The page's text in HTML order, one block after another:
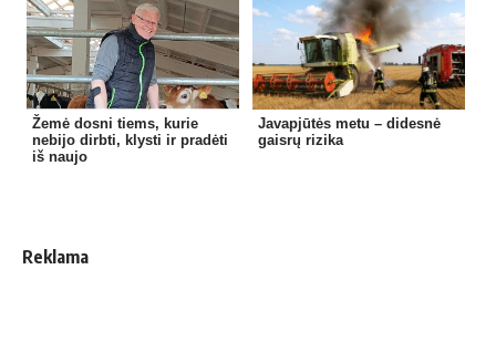
Žemė dosni tiems, kurie
nebijo dirbti, klysti ir pradėti
iš naujo
Javapjūtės metu – didesnė
gaisrų rizika
Reklama